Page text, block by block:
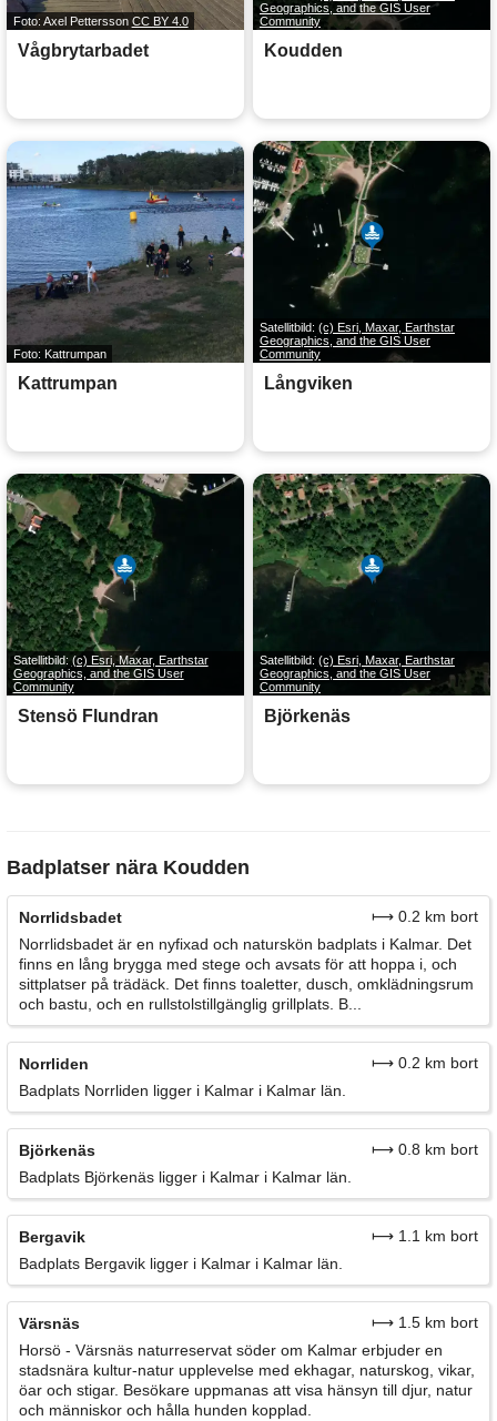
Foto: Axel Pettersson CC BY 4.0
Vågbrytarbadet
Geographics, and the GIS User
Community
Koudden
Foto: Kattrumpan
Kattrumpan
Satellitbild: (c) Esri, Maxar, Earthstar
Geographics, and the GIS User
Community
Långviken
Satellitbild: (c) Esri, Maxar, Earthstar
Geographics, and the GIS User
Community
Stensö Flundran
Satellitbild: (c) Esri, Maxar, Earthstar
Geographics, and the GIS User
Community
Björkenäs
Badplatser nära Koudden
Norrlidsbadet
⟼ 0.2 km bort
Norrlidsbadet är en nyfixad och naturskön badplats i Kalmar. Det
finns en lång brygga med stege och avsats för att hoppa i, och
sittplatser på trädäck. Det finns toaletter, dusch, omklädningsrum
och bastu, och en rullstolstillgänglig grillplats. B...
Norrliden
⟼ 0.2 km bort
Badplats Norrliden ligger i Kalmar i Kalmar län.
Björkenäs
⟼ 0.8 km bort
Badplats Björkenäs ligger i Kalmar i Kalmar län.
Bergavik
⟼ 1.1 km bort
Badplats Bergavik ligger i Kalmar i Kalmar län.
Värsnäs
⟼ 1.5 km bort
Horsö - Värsnäs naturreservat söder om Kalmar erbjuder en
stadsnära kultur-natur upplevelse med ekhagar, naturskog, vikar,
öar och stigar. Besökare uppmanas att visa hänsyn till djur, natur
och människor och hålla hunden kopplad.